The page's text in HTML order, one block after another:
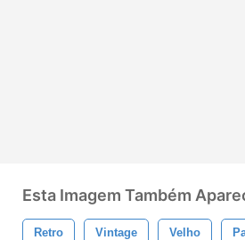
Esta Imagem Também
Retro Vintage Velho